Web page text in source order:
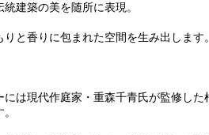
建築の美を随所に表現。
と香りに包まれた空間を生み出します。
は現代作庭家・重森千青氏が監修した